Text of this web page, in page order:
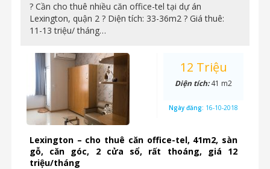
? Cần cho thuê nhiều căn office-tel tại dự án
Lexington, quận 2 ? Diện tích: 33-36m2 ? Giá thuê:
11-13 triệu/ tháng…
Lexington – cho thuê căn office-tel, 41m2, sàn
gỗ, căn góc, 2 cửa sổ, rất thoáng, giá 12
triệu/tháng
12 Triệu
Diện tích:41 m2
Ngày đăng: 16-10-2018